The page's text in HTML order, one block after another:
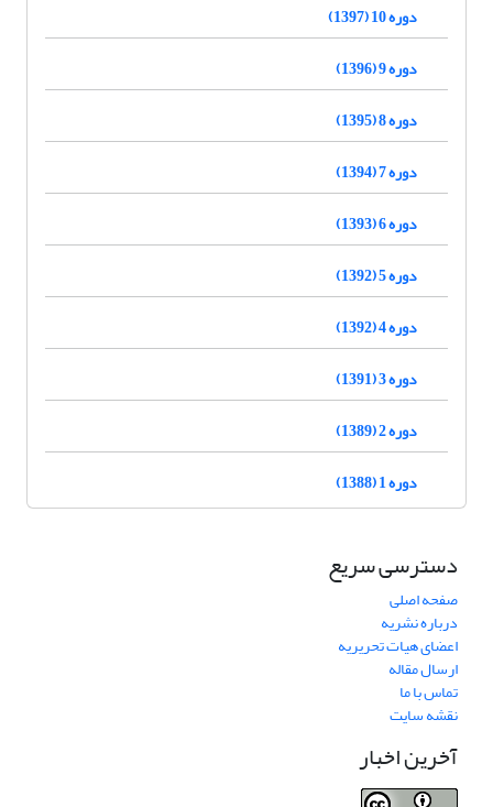
دوره 10 (1397)
دوره 9 (1396)
دوره 8 (1395)
دوره 7 (1394)
دوره 6 (1393)
دوره 5 (1392)
دوره 4 (1392)
دوره 3 (1391)
دوره 2 (1389)
دوره 1 (1388)
دسترسی سریع
صفحه اصلی
درباره نشریه
اعضای هیات تحریریه
ارسال مقاله
تماس با ما
نقشه سایت
آخرین اخبار